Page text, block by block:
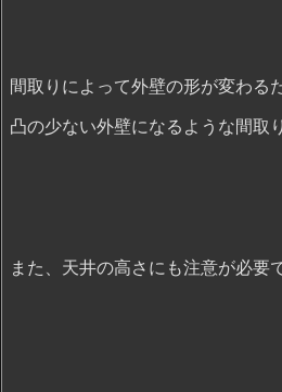
間取りによって外壁の形が変わる
凸の少ない外壁になるような間取
また、天井の高さにも注意が必要